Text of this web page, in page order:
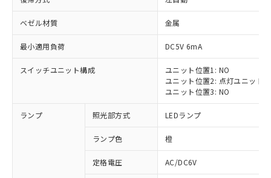
ベゼル材質 金属
最小適用負荷 DC5V 6mA
スイッチユニット構成
ユニット位置1: NO
ユニット位置2: 点灯ユニット
ユニット位置3: NO
ランプ 照光部方式 LEDランプ
ランプ色 橙
定格電圧 AC/DC6V
ご利用条件
対応済み：EU RoHS指令（10物質）の
非含有に対応した製品が提供可能な商品で
対応予定：EU RoHS指令（10物質）の非含
有に対応した製品に切り替える予定のある